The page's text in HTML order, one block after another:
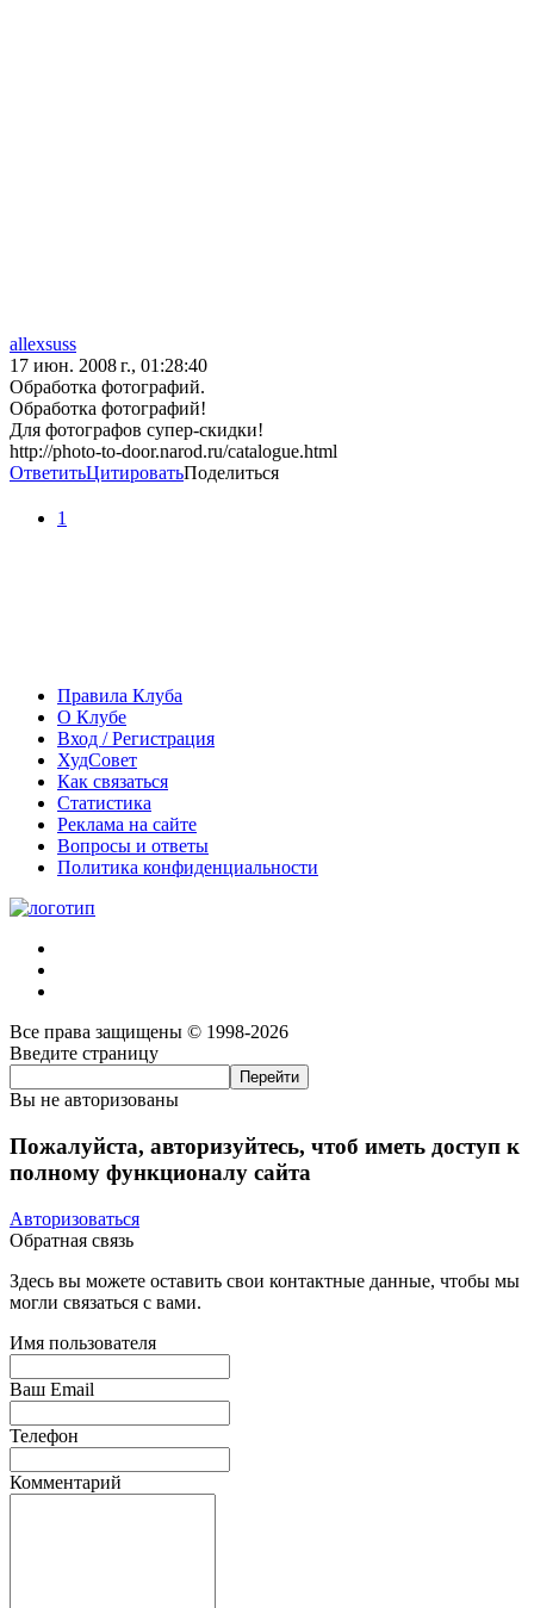
allexsuss
17 июн. 2008 г., 01:28:40
Обработка фотографий.
Обработка фотографий!
Для фотографов супер-скидки!
http://photo-to-door.narod.ru/catalogue.html
ОтветитьЦитироватьПоделиться
1
Правила Клуба
О Клубе
Вход / Регистрация
ХудСовет
Как связаться
Статистика
Реклама на сайте
Вопросы и ответы
Политика конфиденциальности
Все права защищены © 1998-2026
Введите страницу
Вы не авторизованы
Пожалуйста, авторизуйтесь, чтоб иметь доступ к
полному функционалу сайта
Авторизоваться
Обратная связь
Здесь вы можете оставить свои контактные данные, чтобы мы
могли связаться с вами.
Имя пользователя
Ваш Email
Телефон
Комментарий